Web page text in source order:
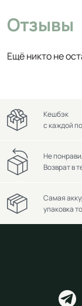
Отзывы
Ещё никто не
Кешбэк
с каждой
Не
Возврат в
Самая
упаковка